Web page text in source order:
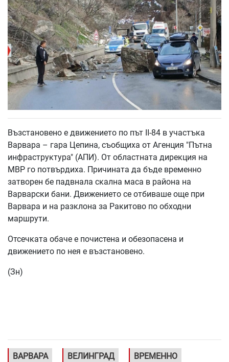
Възстановено е движението по път II-84 в участъка
Варвара – гара Цепина, съобщиха от Агенция "Пътна
инфраструктура" (АПИ). От областната дирекция на
МВР го потвърдиха. Причината да бъде временно
затворен бе падвнала скална маса в района на
Варварски бани. Движението се отбиваше още при
Варвара и на разклона за Ракитово по обходни
маршрути.
Отсечката обаче е почистена и обезопасена и
движението по нея е възстановено.
(Зн)
ВАРВАРА ВЕЛИНГРАД ВРЕМЕННО